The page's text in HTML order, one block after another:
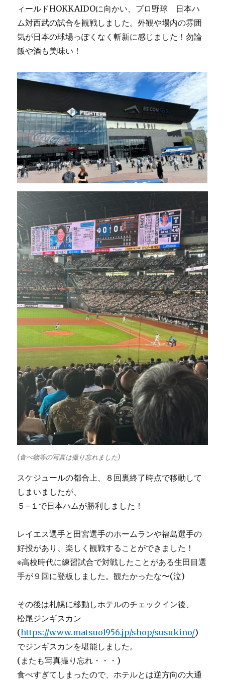
ィールドHOKKAIDOに向かい、プロ野球 日本ハ
ム対西武の試合を観戦しました。外観や場内の雰囲
気が日本の球場っぽくなく斬新に感じました！勿論
飯や酒も美味い！
(食べ物等の写真は撮り忘れました)
スケジュールの都合上、８回裏終了時点で移動して
しまいましたが、
５−１で日本ハムが勝利しました！
レイエス選手と田宮選手のホームランや福島選手の
好投があり、楽しく観戦することができました！
※高校時代に練習試合で対戦したことがある生田目選
手が９回に登板しました。観たかったな〜(泣)
その後は札幌に移動しホテルのチェックイン後、
松尾ジンギスカン
(https://www.matsuo1956.jp/shop/susukino/)
でジンギスカンを堪能しました。
(またも写真撮り忘れ・・・)
食べすぎてしまったので、ホテルとは逆方向の大通